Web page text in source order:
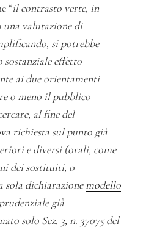
“il contrasto verte, in
una valutazione di
si potrebbe
sostanziale effetto
ai due orientamenti
o meno il pubblico
al fine del
richiesta sul punto già
e diversi (orali, come
dei sostituiti, o
sola dichiarazionemodello
già
solo Sez. 3, n. 37075 del